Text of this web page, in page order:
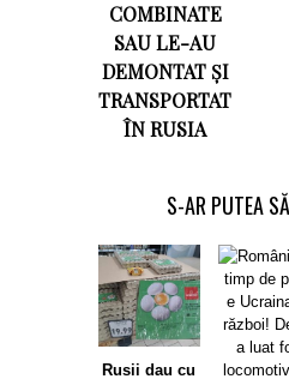
COMBINATE
SAU LE-AU
DEMONTAT ȘI
TRANSPORTAT
ÎN RUSIA
S-AR PUTEA
Rusii dau cu